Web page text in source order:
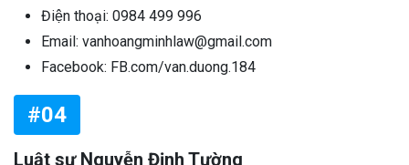
Điện thoại: 0984 499 996
Email: vanhoangminhlaw@gmail.com
Facebook: FB.com/van.duong.184
#04
Luật sư Nguyễn Định Tường